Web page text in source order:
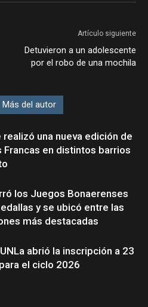
Artículo siguiente
Detuvieron a un adolescente
por el robo de una mochila
Más del autor
realizó una nueva edición de
Francas en distintos barrios
los Juegos Bonaerenses
y se ubicó entre las
más destacadas
abrió la inscripción a 23
el ciclo 2026